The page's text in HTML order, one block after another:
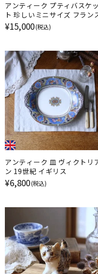
アンティーク プティバスケッ
ト 珍しいミニサイズ フラン
¥15,000(税込)
アンティーク 皿 ヴィクトリ
ン 19世紀 イギリス
¥6,800(税込)